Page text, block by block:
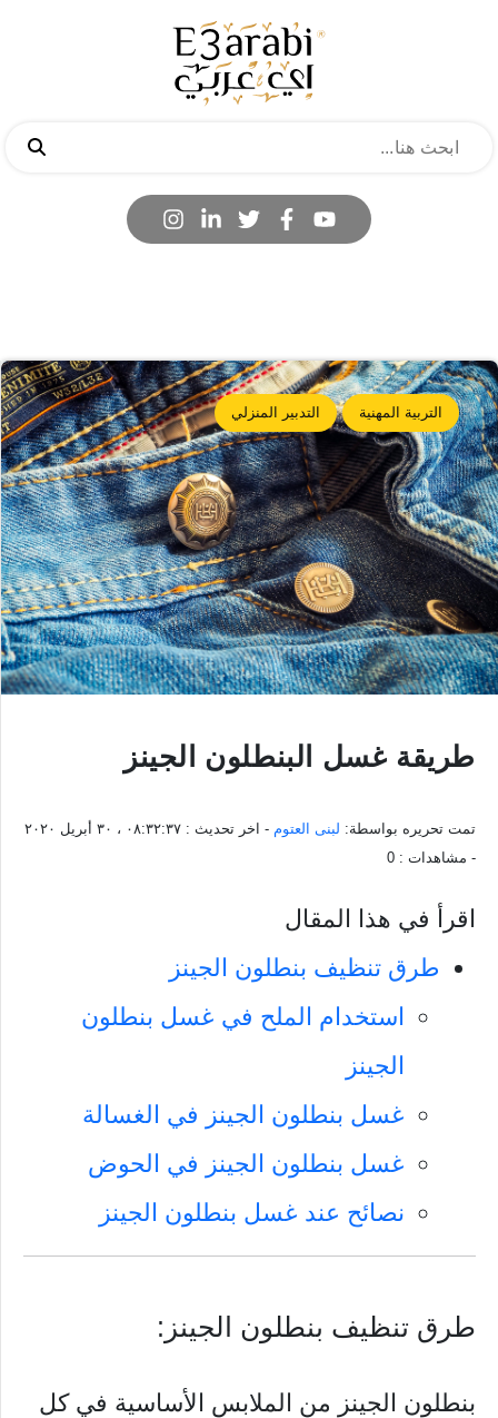
التربية المهنية التدبير المنزلي
طريقة غسل البنطلون الجينز
تمت تحريره بواسطة: لبنى العتوم - اخر تحديث : ٠٨:٣٢:٣٧ ، ٣٠ أبريل ٢٠٢٠
- مشاهدات : 0
اقرأ في هذا المقال
طرق تنظيف بنطلون الجينز
استخدام الملح في غسل بنطلون
الجينز
غسل بنطلون الجينز في الغسالة
غسل بنطلون الجينز في الحوض
نصائح عند غسل بنطلون الجينز
طرق تنظيف بنطلون الجينز:
بنطلون الجينز من الملابس الأساسية في كل